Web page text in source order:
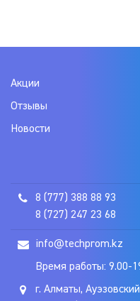
Акции
Отзывы
Новости
8 (777) 388 88 93
8 (727) 247 23 68
info@techprom.kz
Время работы: 9.00-
г. Алматы,